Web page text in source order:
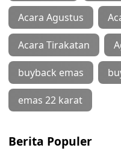
Acara Agustus
Acara Tirakatan
buyback emas
emas 22 karat
Berita Populer